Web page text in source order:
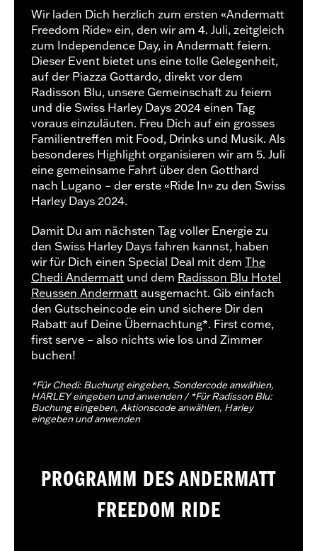
Wir laden Dich herzlich zum ersten «Andermatt
Freedom Ride» ein, den wir am 4. Juli, zeitgleich
zum Independence Day, in Andermatt feiern.
Dieser Event bietet uns eine tolle Gelegenheit,
auf der Piazza Gottardo, direkt vor dem
Radisson Blu, unsere Gemeinschaft zu feiern
und die Swiss Harley Days 2024 einen Tag
voraus einzuläuten. Freu Dich auf ein grosses
Familientreffen mit Food, Drinks und Musik. Als
besonderes Highlight organisieren wir am 5. Juli
eine gemeinsame Fahrt über den Gotthard
nach Lugano – der erste «Ride In» zu den Swiss
Harley Days 2024.
Damit Du am nächsten Tag voller Energie zu
den Swiss Harley Days fahren kannst, haben
wir für Dich einen Special Deal mit dem The
Chedi Andermatt und dem Radisson Blu Hotel
Reussen Andermatt ausgemacht. Gib einfach
den Gutscheincode ein und sichere Dir den
Rabatt auf Deine Übernachtung*. First come,
first serve – also nichts wie los und Zimmer
buchen!
*Für Chedi: Buchung eingeben, Sondercode anwählen,
HARLEY eingeben und anwenden / *Für Radisson Blu:
Buchung eingeben, Aktionscode anwählen, Harley
eingeben und anwenden
PROGRAMM DES ANDERMATT
FREEDOM RIDE